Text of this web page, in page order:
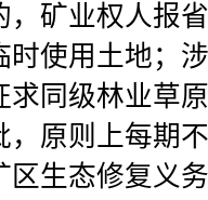
，矿业权人报
时使用土地；
求同级林业草
，原则上每期
区生态修复义